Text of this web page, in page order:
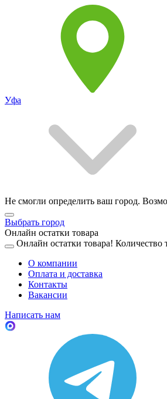
Уфа
Не смогли определить ваш город.
Выбрать город
Онлайн остатки товара
Онлайн остатки товара! Количество
О компании
Оплата и доставка
Контакты
Вакансии
Написать нам